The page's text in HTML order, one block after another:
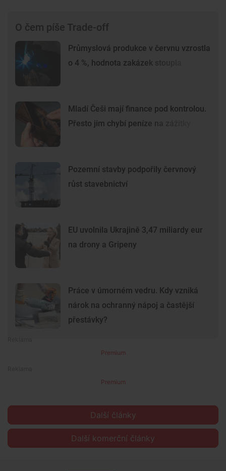
O čem píše Trade-off
Průmyslová produkce v červnu vzrostla
o 4 %, hodnota zakázek stoupla
Mladí Češi mají finance pod kontrolou.
Přesto jim chybí peníze na zážitky
Pozemní stavby podpořily červnový
růst stavebnictví
EU uvolnila Ukrajině 3,47 miliardy eur
na drony a Gripeny
Práce v úmorném vedru. Kdy vzniká
nárok na ochranný nápoj a častější
přestávky?
Premium
Premium
Další články
Další komerční články